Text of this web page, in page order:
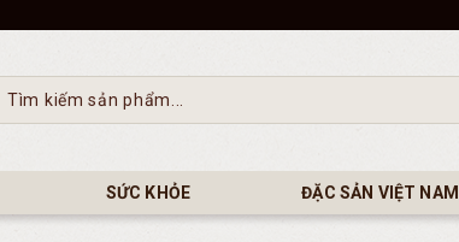
SỨC KHỎE ĐẶC SẢN VIỆT NAM